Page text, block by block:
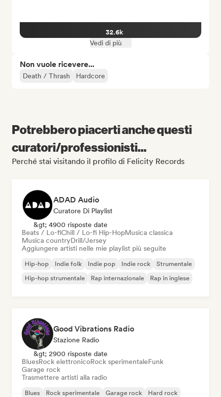
32.6k
Vedi di più
Non vuole ricevere...
Death / Thrash Hardcore
Potrebbero piacerti anche questi
curatori/professionisti...
Perché stai visitando il profilo di Felicity Records
ADAD Audio
Curatore Di Playlist
&gt; 4900 risposte date
Beats / Lo-fiChill / Lo-fi Hip-HopMusica classica
Musica countryDrill/Jersey
Aggiungere artisti nelle mie playlist più seguite
Hip-hop Indie folk Indie pop Indie rock
Strumentale
Hip-hop strumentale
Rap internazionale Rap in inglese
Good Vibrations Radio
Stazione Radio
&gt; 2900 risposte date
BluesRock elettronicoRock sperimentaleFunk
Garage rock
Trasmettere artisti alla radio
Blues Rock sperimentale Garage rock
Hard rock